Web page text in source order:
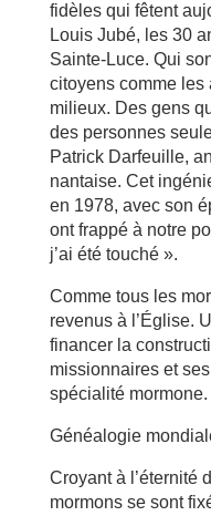
fidèles qui fêtent
Louis Jubé, les 30
Sainte-Luce. Qui
citoyens comme les
milieux. Des gens
des personnes
Patrick Darfeuille,
nantaise. Cet
en 1978, avec son
ont frappé à notre
j’ai été touché ».
Comme tous les
revenus à l’Église.
financer la
missionnaires et
spécialité mormone.
Généalogie
Croyant à l’éternité
mormons se sont